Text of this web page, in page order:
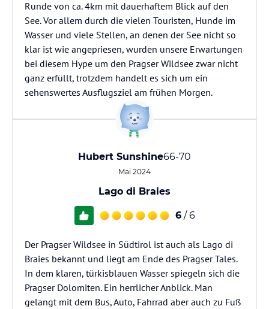
Runde von ca. 4km mit dauerhaftem Blick auf den
See. Vor allem durch die vielen Touristen, Hunde im
Wasser und viele Stellen, an denen der See nicht so
klar ist wie angepriesen, wurden unsere Erwartungen
bei diesem Hype um den Pragser Wildsee zwar nicht
ganz erfüllt, trotzdem handelt es sich um ein
Hubert Sunshine66-70
Mai 2024
Lago di Braies
6 / 6
Der Pragser Wildsee in Südtirol ist auch als Lago di
Braies bekannt und liegt am Ende des Pragser Tales.
In dem klaren, türkisblauen Wasser spiegeln sich die
Pragser Dolomiten. Ein herrlicher Anblick. Man
gelangt mit dem Bus, Auto, Fahrrad aber auch zu Fuß